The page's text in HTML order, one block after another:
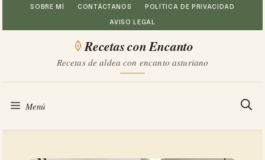
Saltar
al
SOBRE MÍ CONTÁCTANOS POLÍTICA DE PRIVACIDAD
AVISO LEGAL
Recetas con Encanto
Recetas de aldea con encanto asturiano
Menú